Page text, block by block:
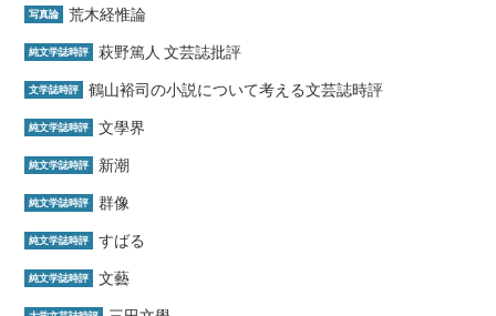
写真論 荒木経惟論
純文学誌時評 萩野篤人 文芸誌批評
文学誌時評 鶴山裕司の小説について考える文芸誌時評
純文学誌時評 文學界
純文学誌時評 新潮
純文学誌時評 群像
純文学誌時評 すばる
純文学誌時評 文藝